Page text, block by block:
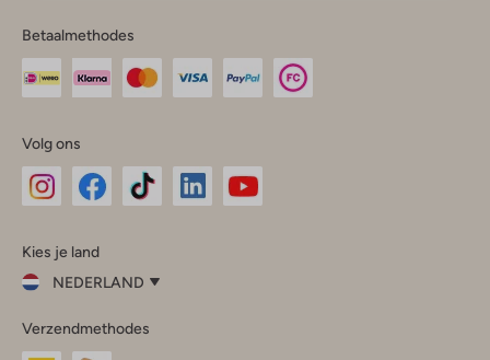
Betaalmethodes
Volg ons
InstagramFacebook
Kies je land
NEDERLAND
je
land
Verzendmethodes